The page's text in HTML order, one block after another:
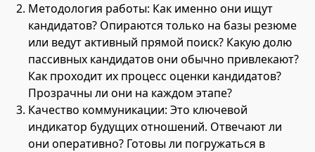
Методология работы: Как именно они ищут
кандидатов? Опираются только на базы резюме
или ведут активный прямой поиск? Какую долю
пассивных кандидатов они обычно привлекают?
Как проходит их процесс оценки кандидатов?
Прозрачны ли они на каждом этапе?
Качество коммуникации: Это ключевой
индикатор будущих отношений. Отвечают ли
они оперативно? Готовы ли погружаться в